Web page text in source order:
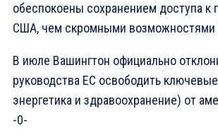
обеспокоены сохранением доступа
США, чем скромными возможностями
В июле Вашингтон официально
руководства ЕС освободить
энергетика и здравоохранение) от
-0-